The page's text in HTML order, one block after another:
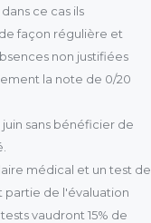
ce cas ils
façon régulière et
non justifiées
la note de 0/20
sans bénéficier de
médical et un test de
partie de l'évaluation
vaudront 15% de